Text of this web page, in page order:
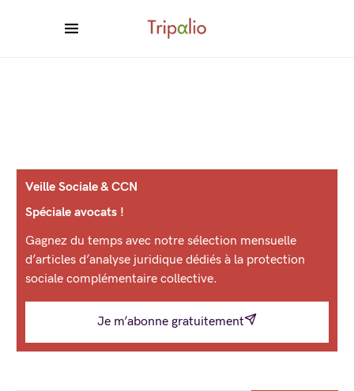
Veille Sociale & CCN
Spéciale avocats !
Gagnez du temps avec notre sélection mensuelle
d’articles d’analyse juridique dédiés à la protection
sociale complémentaire collective.
Je m’abonne gratuitement